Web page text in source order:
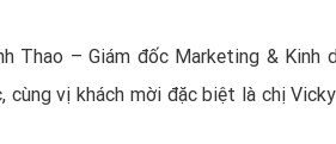
Thao – Giám đốc Marketing & Kinh
cùng vị khách mời đặc biệt là chị